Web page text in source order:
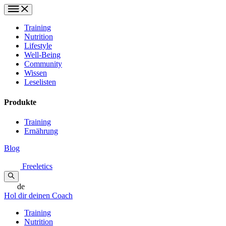
Training
Nutrition
Lifestyle
Well-Being
Community
Wissen
Leselisten
Produkte
Training
Ernährung
Blog
Freeletics
de
Hol dir deinen Coach
Training
Nutrition